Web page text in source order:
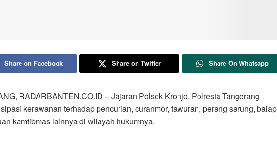
Share on Facebook Share on Twitter Share On Whatsapp
RADARBANTEN.CO.ID – Jajaran Polsek Kronjo, Polresta Tangerang
kerawanan terhadap pencurian, curanmor, tawuran, perang sarung, balap
kamtibmas lainnya di wilayah hukumnya.